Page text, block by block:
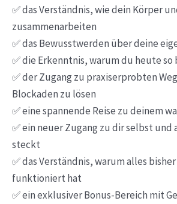
✅ das Verständnis, wie dein Körper
zusammenarbeiten
✅ das Bewusstwerden über deine
✅ die Erkenntnis, warum du heute
✅ der Zugang zu praxiserprobten
Blockaden zu lösen
✅ eine spannende Reise zu deinem
✅ ein neuer Zugang zu dir selbst und
steckt
✅ das Verständnis, warum alles
funktioniert hat
✅ ein exklusiver Bonus-Bereich mit